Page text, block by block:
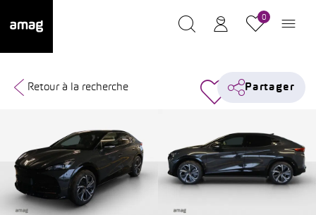
0
Retour à la recherche Partager